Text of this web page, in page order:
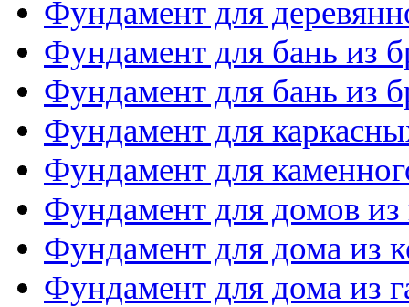
Фундамент для
Фундамент для бань из
Фундамент для бань из
Фундамент для
Фундамент для
Фундамент для домов из
Фундамент для дома из
Фундамент для дома из